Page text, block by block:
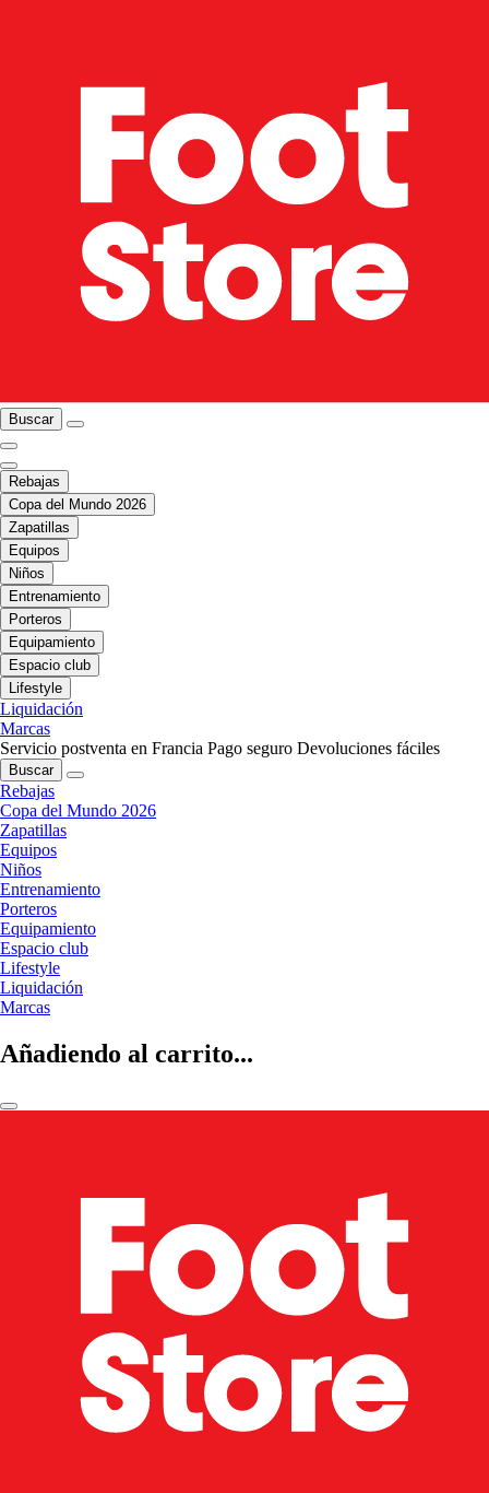
Buscar
Rebajas
Copa del Mundo 2026
Zapatillas
Equipos
Niños
Entrenamiento
Porteros
Equipamiento
Espacio club
Lifestyle
Liquidación
Marcas
Servicio postventa en Francia Pago seguro Devoluciones fáciles
Buscar
Rebajas
Copa del Mundo 2026
Zapatillas
Equipos
Niños
Entrenamiento
Porteros
Equipamiento
Espacio club
Lifestyle
Liquidación
Marcas
Añadiendo al carrito...